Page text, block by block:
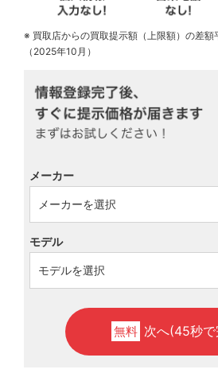
※ 買取店からの買取提示額（上限額）の差額
（2025年10月）
メーカー
モデル
無料 次へ(45秒で